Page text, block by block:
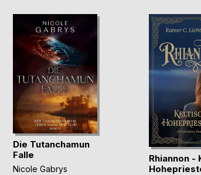
Die Tutanchamun
Falle
Nicole Gabrys
Rhiannon -